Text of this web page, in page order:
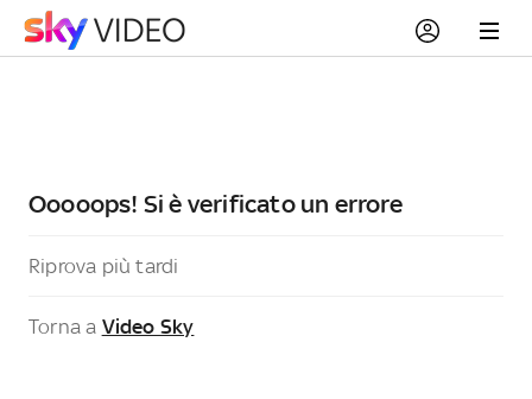
Ooooops! Si è verificato un errore
Riprova più tardi
Torna a Video Sky